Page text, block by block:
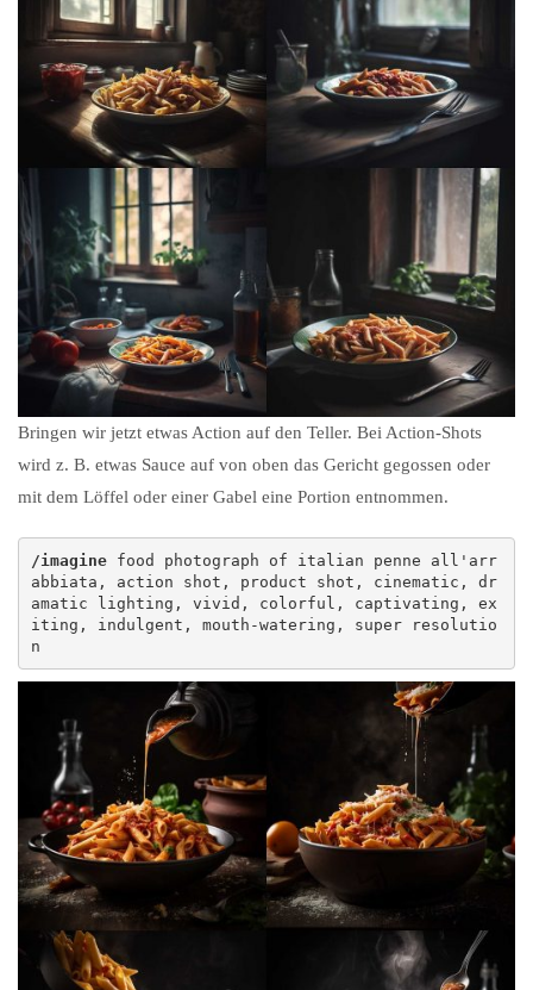
Bringen wir jetzt etwas Action auf den Teller. Bei Action-Shots
wird z. B. etwas Sauce auf von oben das Gericht gegossen oder
mit dem Löffel oder einer Gabel eine Portion entnommen.
/imagine food photograph of italian penne all'arr
abbiata, action shot, product shot, cinematic, dr
amatic lighting, vivid, colorful, captivating, ex
iting, indulgent, mouth-watering, super resolutio
n